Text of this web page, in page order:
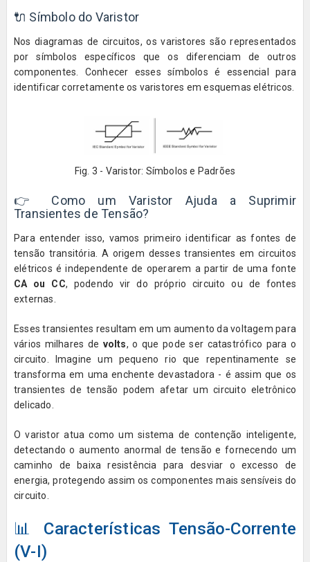
🔌 Símbolo do Varistor
Nos diagramas de circuitos, os varistores são representados
por símbolos específicos que os diferenciam de outros
componentes. Conhecer esses símbolos é essencial para
identificar corretamente os varistores em esquemas elétricos.
Fig. 3 - Varistor: Símbolos e Padrões
👉 Como um Varistor Ajuda a Suprimir
Transientes de Tensão?
Para entender isso, vamos primeiro identificar as fontes de
tensão transitória. A origem desses transientes em circuitos
elétricos é independente de operarem a partir de uma fonte
CA ou CC, podendo vir do próprio circuito ou de fontes
externas.
Esses transientes resultam em um aumento da voltagem para
vários milhares de volts, o que pode ser catastrófico para o
circuito. Imagine um pequeno rio que repentinamente se
transforma em uma enchente devastadora - é assim que os
transientes de tensão podem afetar um circuito eletrônico
delicado.
O varistor atua como um sistema de contenção inteligente,
detectando o aumento anormal de tensão e fornecendo um
caminho de baixa resistência para desviar o excesso de
energia, protegendo assim os componentes mais sensíveis do
circuito.
📊 Características Tensão-Corrente
(V-I)